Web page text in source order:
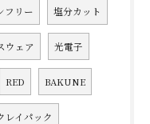
フリー 塩分カット
ウェア 光電子
RED BAKUNE
レイパック